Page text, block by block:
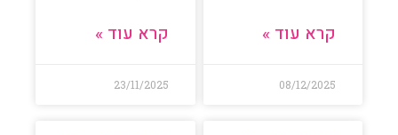
קרא עוד »
08/12/2025
קרא עוד »
23/11/2025